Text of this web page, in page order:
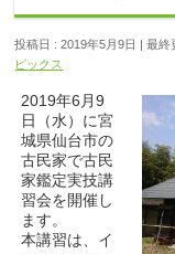
投稿日 : 2019年5月9日 最終
ピックス
2019年6月9
日（水）に宮
城県仙台市の
古民家で古民
家鑑定実技講
習会を開催し
ます。
本講習は、イ